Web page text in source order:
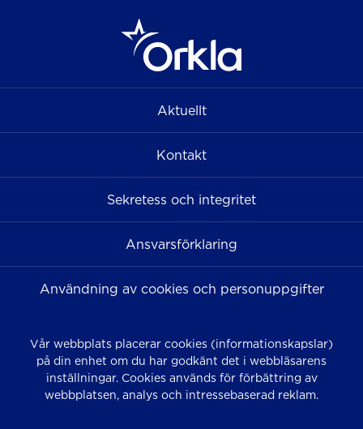
Aktuellt
Kontakt
Sekretess och integritet
Ansvarsförklaring
Användning av cookies och personuppgifter
Vår webbplats placerar cookies (informationskapslar)
på din enhet om du har godkänt det i webbläsarens
inställningar. Cookies används för förbättring av
webbplatsen, analys och intressebaserad reklam.